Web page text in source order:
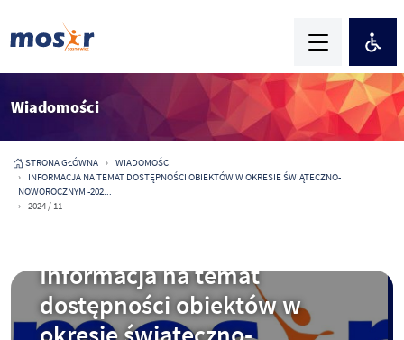
Wiadomości
STRONA GŁÓWNA
WIADOMOŚCI
INFORMACJA NA TEMAT DOSTĘPNOŚCI OBIEKTÓW W OKRESIE ŚWIĄTECZNO-
NOWOROCZNYM -202...
2024 / 11
Informacja na temat
dostępności obiektów w